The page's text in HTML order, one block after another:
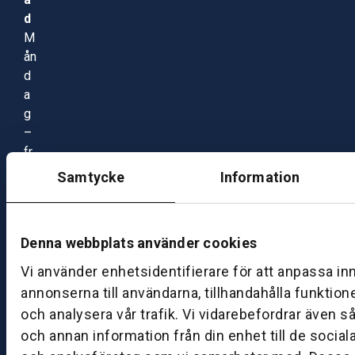
Samtycke Information
Denna webbplats använder cookies
Vi använder enhetsidentifierare för att anpassa
annonserna till användarna, tillhandahålla
och analysera vår trafik. Vi vidarebefordrar även
och annan information från din enhet till de
d
M
ån
d
a
g
–
fr
0
8:
–
1